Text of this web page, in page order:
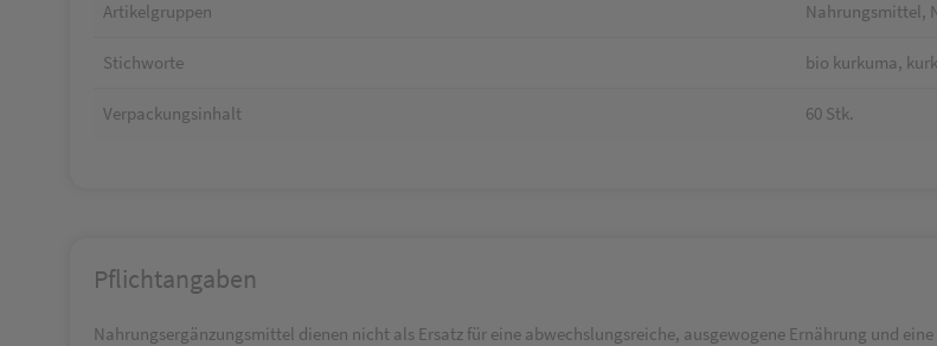
Artikelgruppen Nahrungsmittel,
Stichworte bio kurkuma,
Verpackungsinhalt 60 Stk.
Pflichtangaben
Nahrungsergänzungsmittel dienen nicht als Ersatz für eine abwechslungsreiche, ausgewogene Ernährung und